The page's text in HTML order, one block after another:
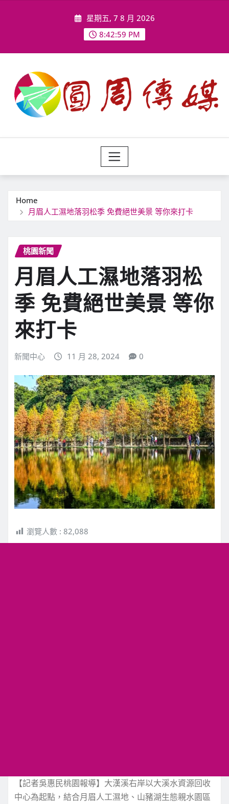
星期五, 7 8 月 2026
8:43:01 PM
Home
月眉人工濕地落羽松季 免費絕世美景 等你來打卡
桃園新聞
月眉人工濕地落羽松
季 免費絕世美景 等你
來打卡
新聞中心 11 月 28, 2024 0
瀏覽人數 : 82,088
【記者吳惠民桃園報導】大漢溪右岸以大溪水資源回收
中心為起點，結合月眉人工濕地、山豬湖生態親水園區